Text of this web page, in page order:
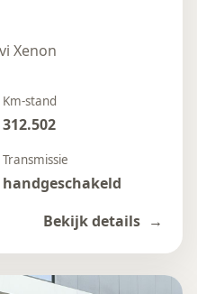
Xenon
Km-stand
312.502
Transmissie
handgeschakeld
Bekijk details